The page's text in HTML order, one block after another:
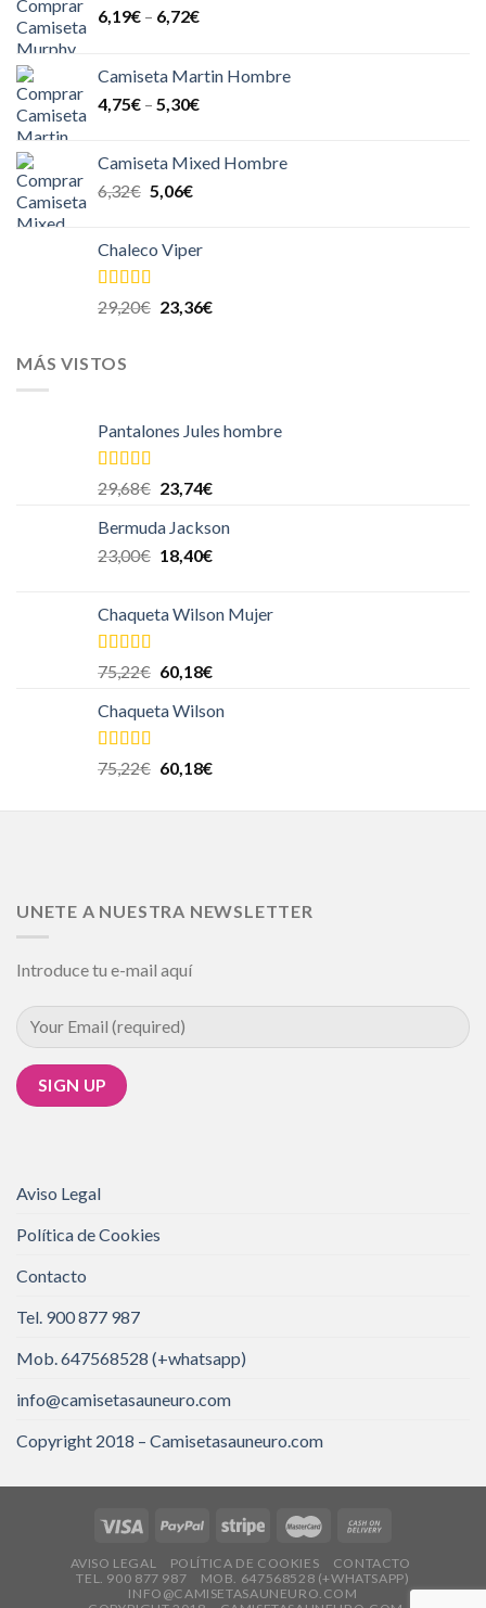
6,19€ – 6,72€
Camiseta Martin Hombre
4,75€ – 5,30€
Camiseta Mixed Hombre
6,32€ 5,06€
Chaleco Viper
Valorado
4.00
29,20€ 23,36€
MÁS VISTOS
Pantalones Jules hombre
Valorado en
5.00
29,68€ 23,74€
Bermuda Jackson
23,00€ 18,40€
Chaqueta Wilson Mujer
Valorado en
5.00
75,22€ 60,18€
Chaqueta Wilson
Valorado en
5.00
75,22€ 60,18€
UNETE A NUESTRA NEWSLETTER
Introduce tu e-mail aquí
Aviso Legal
Política de Cookies
Contacto
Tel. 900 877 987
Mob. 647568528 (+whatsapp)
info@camisetasauneuro.com
Copyright 2018 – Camisetasauneuro.com
AVISO LEGAL POLÍTICA DE COOKIES
CONTACTO
TEL. 900 877 987
MOB. 647568528 (+WHATSAPP)
INFO@CAMISETASAUNEURO.COM